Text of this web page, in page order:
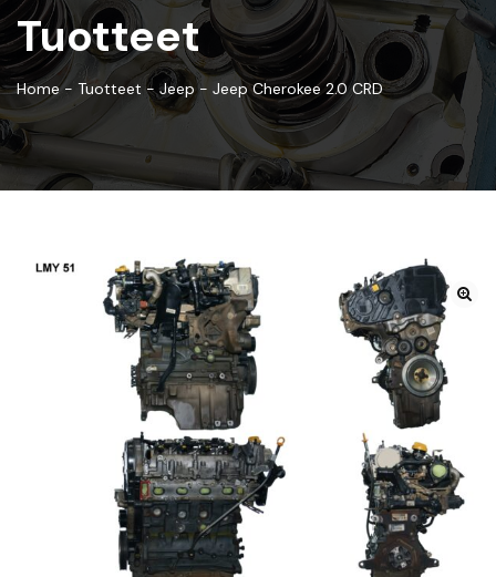
Tuotteet
Home- Tuotteet -Jeep- Jeep Cherokee 2.0 CRD